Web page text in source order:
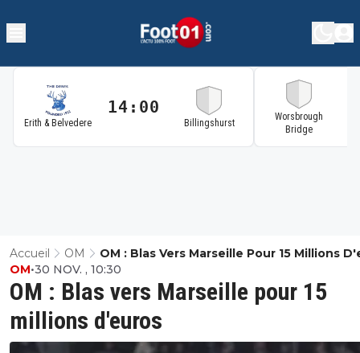
Erith & Belvedere
14:00
Billingshurst
Worsbrough
Bridge
Accueil OM OM : Blas Vers Marseille Pour 15 Millions
OM : Blas vers Marseille pour 15
millions d'euros
OM•30 NOV. , 10:30